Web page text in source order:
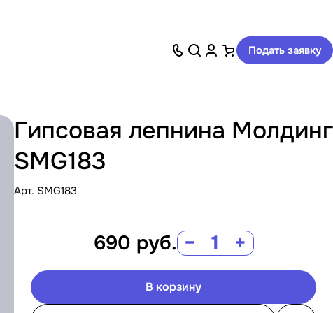
Подать заявку
Гипсовая лепнина Молдинг
SMG183
Арт. SMG183
690 руб. − +
В корзину